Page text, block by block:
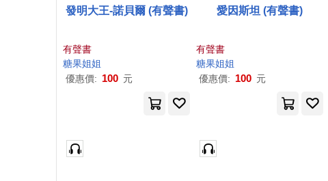
發明大王-諾貝爾 (有聲書)
有聲書
糖果姐姐
優惠價: 100 元
愛因斯坦 (有聲書)
有聲書
糖果姐姐
優惠價: 100 元